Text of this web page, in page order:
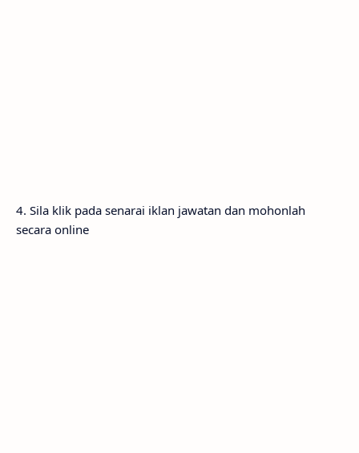
4. Sila klik pada senarai iklan jawatan dan mohonlah
secara online